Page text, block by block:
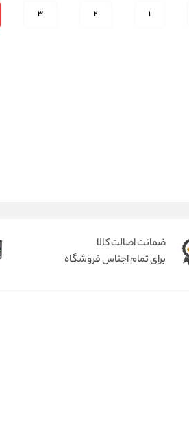
1
2
3
ضمانت اصالت کالا
برای تمام اجناس فروشگاه